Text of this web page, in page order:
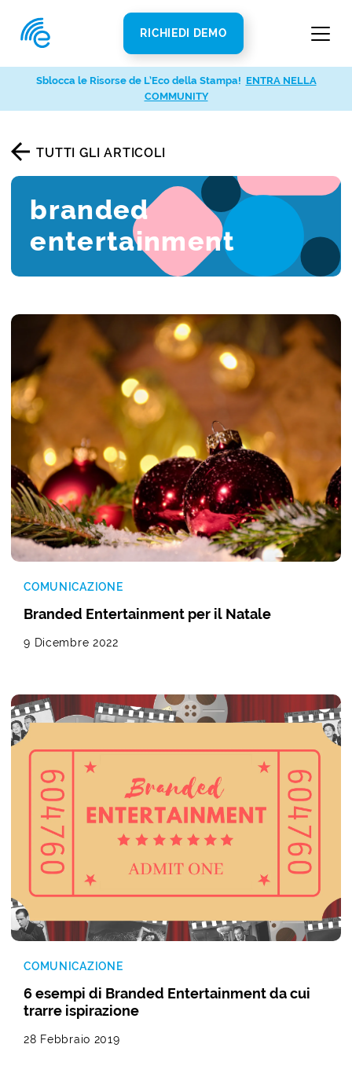
RICHIEDI DEMO
TUTTI GLI ARTICOLI
branded
entertainment
COMUNICAZIONE
Branded Entertainment per il Natale
9 Dicembre 2022
COMUNICAZIONE
6 esempi di Branded Entertainment da cui
trarre ispirazione
28 Febbraio 2019
Sblocca le Risorse de L’Eco della Stampa! ENTRA NELLA
COMMUNITY